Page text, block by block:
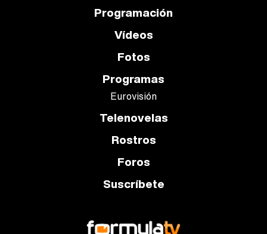
Programación
Vídeos
Fotos
Programas
Eurovisión
Telenovelas
Rostros
Foros
Suscríbete